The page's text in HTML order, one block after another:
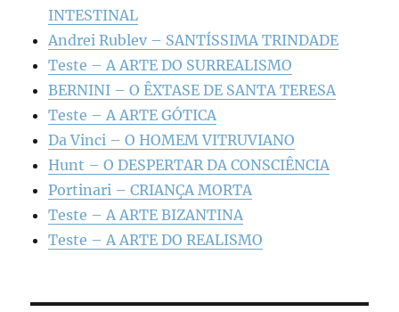
INTESTINAL
Andrei Rublev – SANTÍSSIMA TRINDADE
Teste – A ARTE DO SURREALISMO
BERNINI – O ÊXTASE DE SANTA TERESA
Teste – A ARTE GÓTICA
Da Vinci – O HOMEM VITRUVIANO
Hunt – O DESPERTAR DA CONSCIÊNCIA
Portinari – CRIANÇA MORTA
Teste – A ARTE BIZANTINA
Teste – A ARTE DO REALISMO